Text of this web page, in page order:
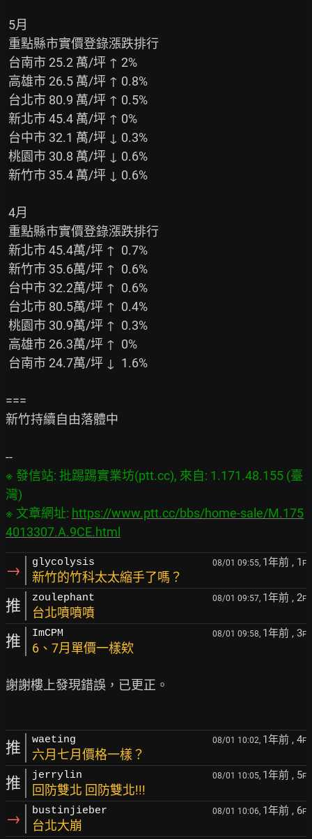
===
新竹持續自由落體中
※ 發信站: 批踢踢實業坊(ptt.cc), 來自: 1.171.48.155 (臺
灣)
※ 文章網址: https://www.ptt.cc/bbs/home-sale/M.175
4013307.A.9CE.html
→ glycolysis 08/01 09:55, 1年前 , 1 F
新竹的竹科太太縮手了嗎？
推 zoulephant 08/01 09:57, 1年前 , 2F
台北噴噴噴
推 ImCPM 08/01 09:58, 1年前 , 3F
6、7月單價一樣欸
謝謝樓上發現錯誤，已更正。
推 waeting 08/01 10:02, 1年前 , 4F
六月七月價格一樣？
推 jerrylin 08/01 10:05, 1年前 , 5F
回防雙北 回防雙北!!!
→ bustinjieber 08/01 10:06, 1年前 , 6F
台北大崩